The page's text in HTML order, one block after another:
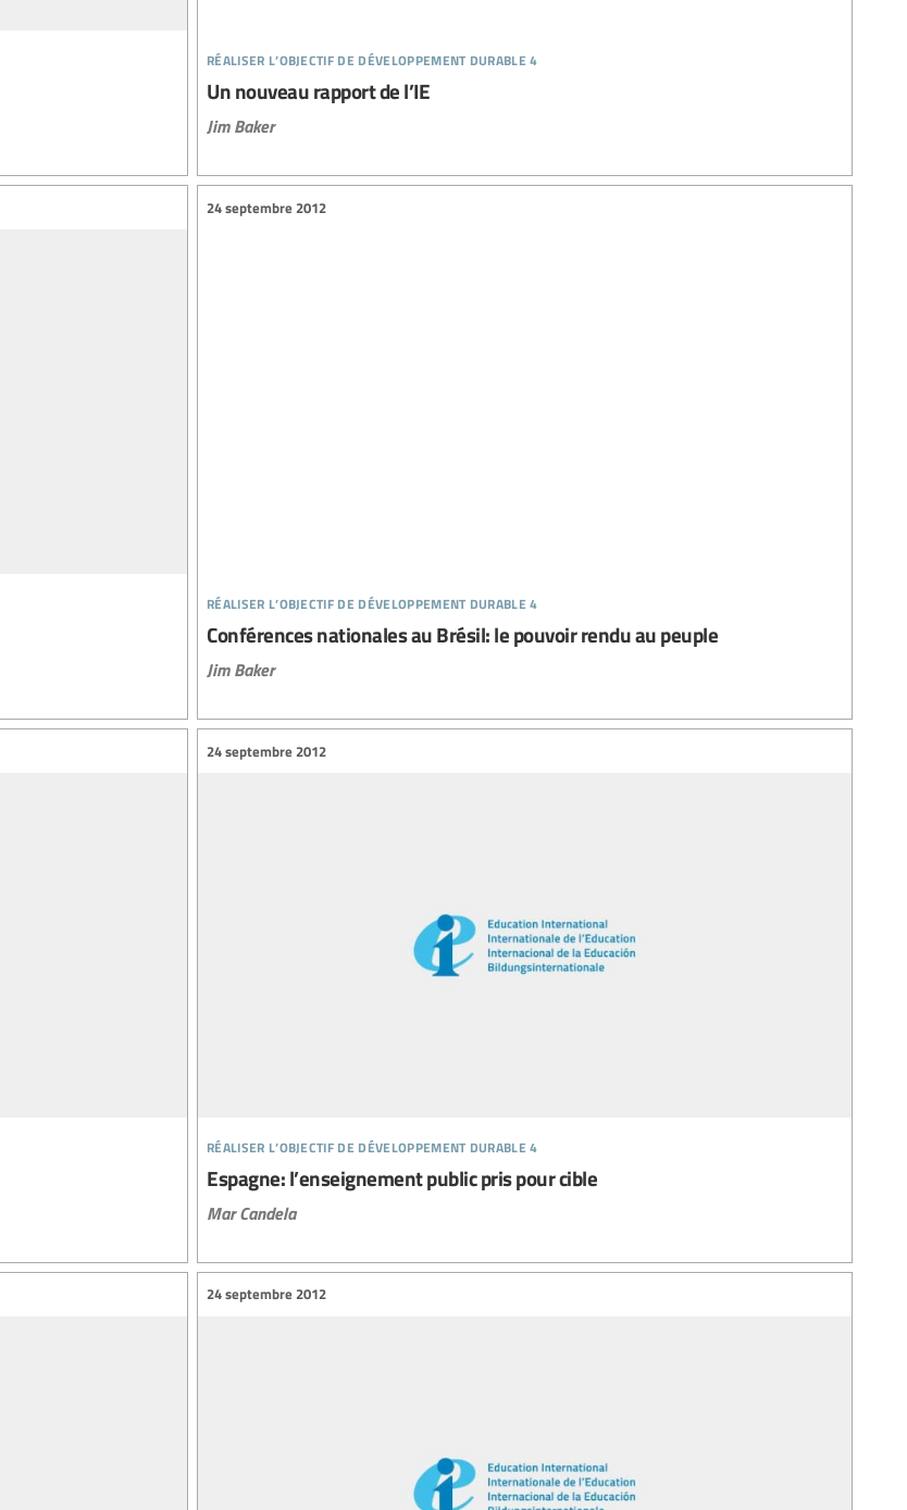
réaliser l’objectif de développement durable 4
Un nouveau rapport de l’IE
Jim Baker
réaliser l’objectif de développement durable 4
24 septembre 2012
Conférences nationales au Brésil: le pouvoir rendu au peuple
Jim Baker
réaliser l’objectif de développement durable 4
24 septembre 2012
Espagne: l’enseignement public pris pour cible
Mar Candela
24 septembre 2012